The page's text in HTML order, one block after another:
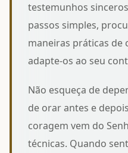
testemunhos
passos simples,
maneiras práticas de
adapte-os ao seu
Não esqueça de
de orar antes e
coragem vem do
técnicas. Quando